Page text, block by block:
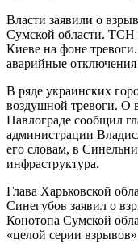
Власти заявили о
Сумской области. ТСН
Киеве на фоне
аварийные
В ряде украинских
воздушной тревоги. О
Павлограде сообщил
администрации
его словам, в
инфраструктура.
Глава Харьковской
Синегубов заявил о
Конотопа Сумской
«целой серии